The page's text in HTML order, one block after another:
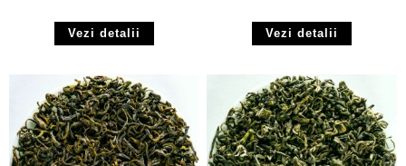
Vezi detalii Vezi detalii